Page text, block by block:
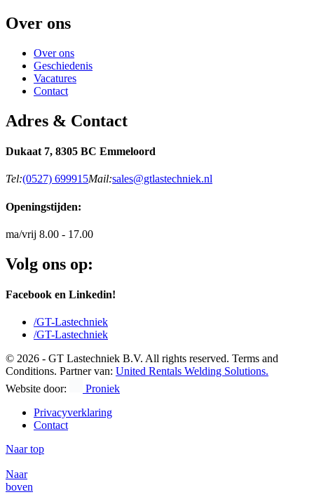
Over ons
Over ons
Geschiedenis
Vacatures
Contact
Adres & Contact
Dukaat 7, 8305 BC Emmeloord
Tel:(0527) 699915Mail:sales@gtlastechniek.nl
Openingstijden:
ma/vrij 8.00 - 17.00
Volg ons op:
Facebook en Linkedin!
/GT-Lastechniek
/GT-Lastechniek
© 2026 - GT Lastechniek B.V. All rights reserved. Terms and
Conditions. Partner van: United Rentals Welding Solutions.
Website door:
Proniek
Privacyverklaring
Contact
Naar top
Naar
boven